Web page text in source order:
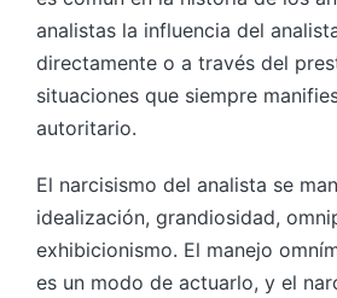
analistas la influencia del
directamente o a través del
situaciones que siempre
autoritario.
El narcisismo del analista se
idealización, grandiosidad,
exhibicionismo. El manejo
es un modo de actuarlo, y el